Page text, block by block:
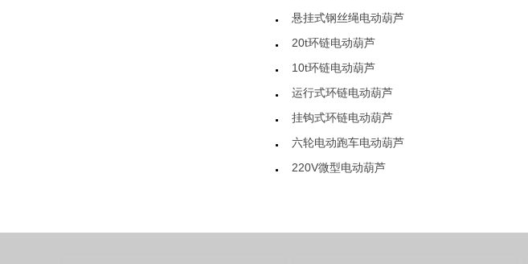
悬挂式钢丝绳电动葫芦
20t环链电动葫芦
10t环链电动葫芦
运行式环链电动葫芦
挂钩式环链电动葫芦
六轮电动跑车电动葫芦
220V微型电动葫芦